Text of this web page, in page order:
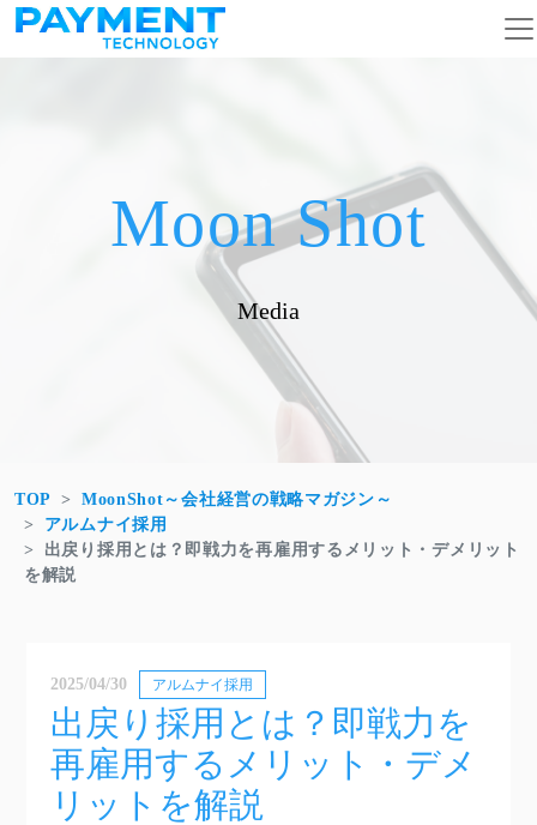
コンテンツへスキップ
メインナビゲーション
Moon Shot
Media
TOP
MoonShot～会社経営の戦略マガジン～
アルムナイ採用
出戻り採用とは？即戦力を再雇用するメリット・デメリット
を解説
2025/04/30 アルムナイ採用
出戻り採用とは？即戦力を
再雇用するメリット・デメ
リットを解説